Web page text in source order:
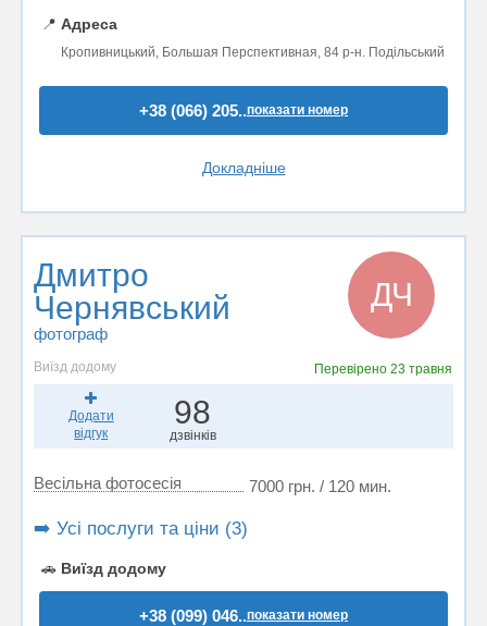
📍 Адреса
Кропивницький, Большая Перспективная, 84 р-н. Подільський
+38 (066) 205..показати номер
Докладніше
Дмитро
Чернявський
фотограф
ДЧ
Виїзд додому Перевірено23 травня
Додати
відгук
98
дзвінків
Весільна фотосесія 7000 грн. / 120 мин.
➡️ Усі послуги та ціни (3)
🚗 Виїзд додому
+38 (099) 046..показати номер